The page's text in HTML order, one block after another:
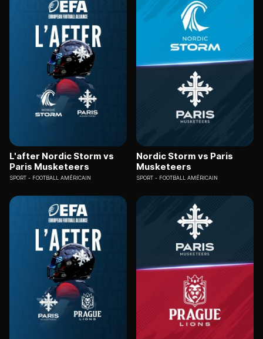
L'after Nordic Storm vs
Paris Musketeers
SPORT FOOTBALL AMÉRICAIN
Nordic Storm vs Paris
Musketeers
SPORT FOOTBALL AMÉRICAIN